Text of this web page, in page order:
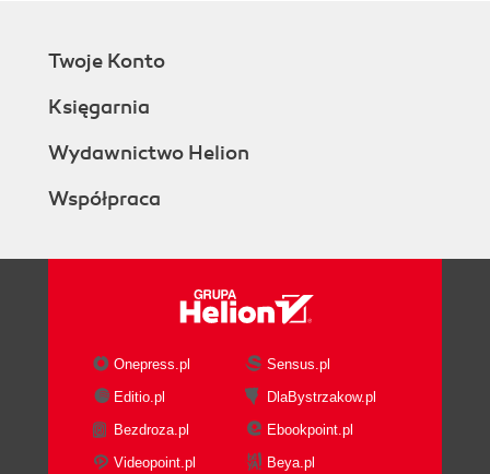
Twoje Konto
Księgarnia
Wydawnictwo Helion
Współpraca
Onepress.pl
Sensus.pl
Editio.pl
DlaBystrzakow.pl
Bezdroza.pl
Ebookpoint.pl
Videopoint.pl
Beya.pl